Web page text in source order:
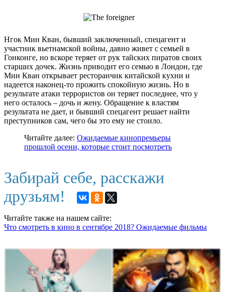
Нгок Мин Кван, бывший заключенный, спецагент и
участник вьетнамской войны, давно живет с семьей в
Гонконге, но вскоре теряет от рук тайских пиратов своих
старших дочек. Жизнь приводит его семью в Лондон, где
Мин Кван открывает ресторанчик китайской кухни и
надеется наконец-то прожить спокойную жизнь. Но в
результате атаки террористов он теряет последнее, что у
него осталось – дочь и жену. Обращение к властям
результата не дает, и бывший спецагент решает найти
преступников сам, чего бы это ему не стоило.
Читайте далее: Ожидаемые кинопремьеры
прошлой осени, которые стоит посмотреть
Забирай себе, расскажи
друзьям!
Читайте также на нашем сайте:
Что смотреть в кино в сентябре 2018? Ожидаемые фильмы